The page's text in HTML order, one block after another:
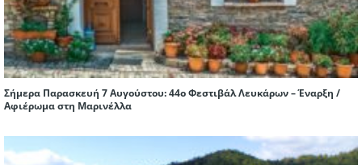
Σήμερα Παρασκευή 7 Αυγούστου: 44ο Φεστιβάλ Λευκάρων – Έναρξη /
Αφιέρωμα στη Μαρινέλλα